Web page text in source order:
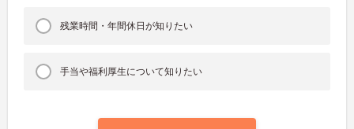
残業時間・年間休日が知りたい
手当や福利厚生について知りたい